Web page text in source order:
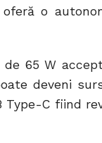
o
65 W
deveni
Type-C fiind